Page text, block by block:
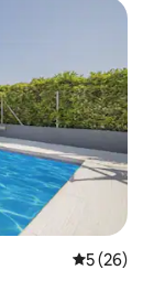
レビュー
5 (26)